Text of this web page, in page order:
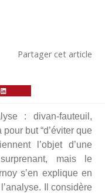
Partager cet article
: divan-fauteuil,
but “d’éviter que
l’objet d’une
mais le
s’en explique en
Il considère